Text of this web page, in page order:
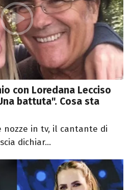
con Loredana Lecciso
battuta". Cosa sta
in tv, il cantante di
dichiar...